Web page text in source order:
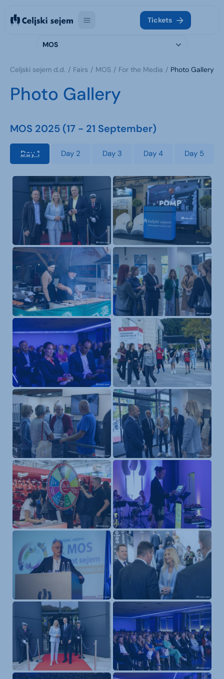
Tickets
MOS
Celjski sejem d.d. Fairs MOS For the Media Photo Gallery
Photo Gallery
MOS 2025 (17 - 21 September)
Day 1 Day 2 Day 3 Day 4 Day 5